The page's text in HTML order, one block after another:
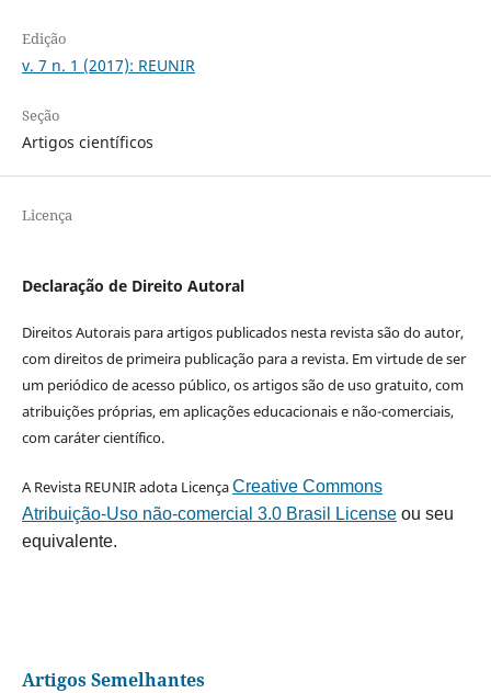
Edição
v. 7 n. 1 (2017): REUNIR
Seção
Artigos científicos
Licença
Declaração de Direito Autoral
Direitos Autorais para artigos publicados nesta revista são do autor,
com direitos de primeira publicação para a revista. Em virtude de ser
um periódico de acesso público, os artigos são de uso gratuito, com
atribuições próprias, em aplicações educacionais e não-comerciais,
com caráter científico.
A Revista REUNIR adota LicençaCreative Commons
Atribuição-Uso não-comercial 3.0 Brasil Licenseou seu
equivalente.
Artigos Semelhantes